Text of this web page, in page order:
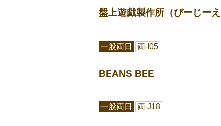
盤上遊戯製作所（びーじー
BEANS BEE
一般両日 両-I05
一般両日 両-J18